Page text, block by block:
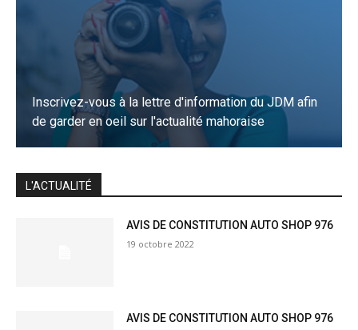
Inscrivez-vous à la lettre d'information du JDM afin
de garder en oeil sur l'actualité mahoraise
JE M'INSCRIS
L'ACTUALITÉ
AVIS DE CONSTITUTION AUTO SHOP 976
19 octobre 2022
AVIS DE CONSTITUTION AUTO SHOP 976